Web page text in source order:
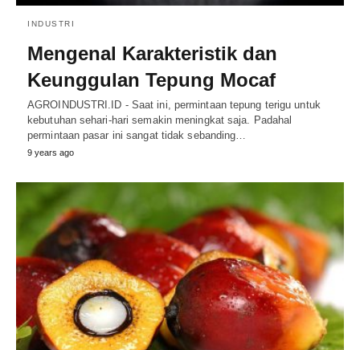
INDUSTRI
Mengenal Karakteristik dan
Keunggulan Tepung Mocaf
AGROINDUSTRI.ID - Saat ini, permintaan tepung terigu untuk
kebutuhan sehari-hari semakin meningkat saja. Padahal
permintaan pasar ini sangat tidak sebanding…
9 years ago